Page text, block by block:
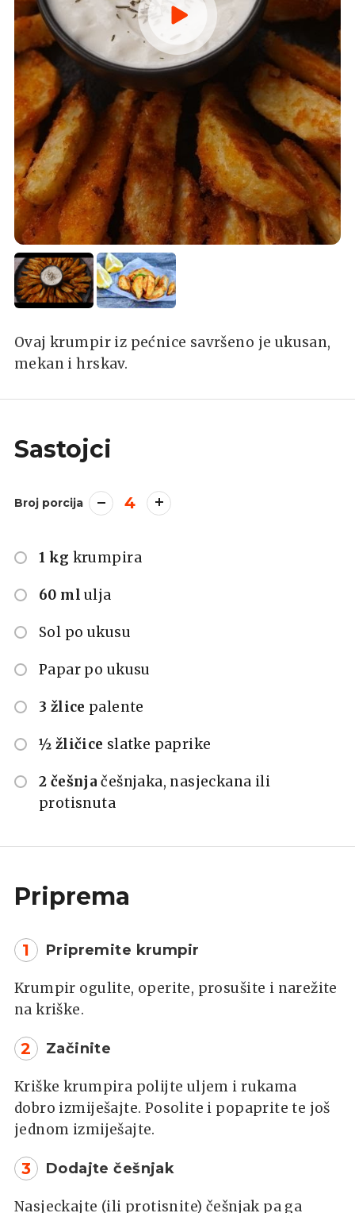
Ovaj krumpir iz pećnice savršeno je ukusan,
mekan i hrskav.
Sastojci
Broj porcija 4
1 kg krumpira
60 ml ulja
Sol po ukusu
Papar po ukusu
3 žlice palente
½ žličice slatke paprike
2 češnja češnjaka, nasjeckana ili
protisnuta
Priprema
1 Pripremite krumpir
Krumpir ogulite, operite, prosušite i narežite
na kriške.
2 Začinite
Kriške krumpira polijte uljem i rukama
dobro izmiješajte. Posolite i popaprite te još
jednom izmiješajte.
3 Dodajte češnjak
Nasjeckajte (ili protisnite) češnjak pa ga